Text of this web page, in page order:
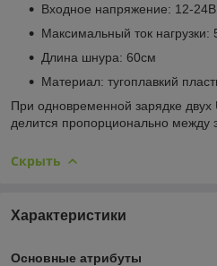
Входное напряжение: 12-24В
Максимальный ток нагрузки:
Длина шнура: 60см
Материал: тугоплавкий
При одновременной зарядке двух
делится пропорционально между
Скрыть
Характеристики
Основные атрибуты